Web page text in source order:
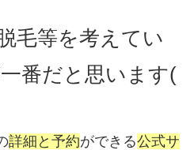
毛等を考えてい
番だと思います(
詳細と予約ができる公式サ